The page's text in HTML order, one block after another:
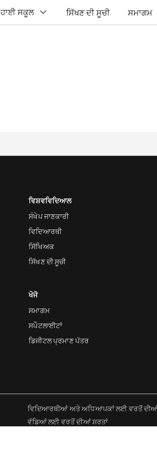
ਹਾਈ ਸਕੂਲ ਸਿੱਖਣ ਦੀ ਸੂਚੀ ਸਮਾਗਮ
ਵਿਸ਼ਵਵਿਦਿਆਲ
ਸੰਖੇਪ ਜਾਣਕਾਰੀ
ਵਿਦਿਆਰਥੀ
ਸਿੱਖਿਅਕ
ਸਿੱਖਣ ਦੀ ਸੂਚੀ
ਖੋਜੋ
ਸਮਾਗਮ
ਸਪੌਟਲਾਈਟਾਂ
ਡਿਜੀਟਲ ਪ੍ਰਮਾਣ ਪੱਤਰ
ਵਿਦਿਆਰਥੀਆਂ ਅਤੇ ਅਧਿਆਪਕਾਂ ਲਈ ਵਰਤੋਂ
ਵੱਡਿਆਂ ਲਈ ਵਰਤੋਂ ਦੀਆਂ ਸ਼ਰਤਾਂ